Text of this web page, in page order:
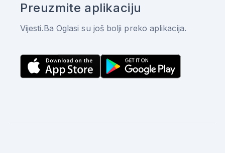
Preuzmite aplikaciju
Vijesti.Ba Oglasi su još bolji preko aplikacija.